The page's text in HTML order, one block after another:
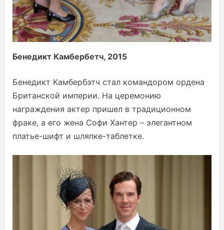
Бенедикт Камбербетч, 2015
Бенедикт Камбербэтч стал командором ордена
Британской империи. На церемонию
награждения актер пришел в традиционном
фраке, а его жена Софи Хантер – элегантном
платье-шифт и шляпке-таблетке.